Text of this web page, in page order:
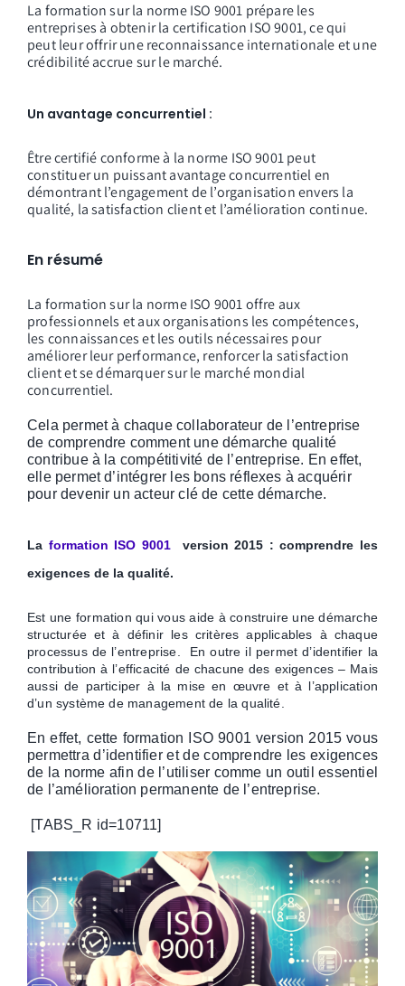
La formation sur la norme ISO 9001 prépare les
entreprises à obtenir la certification ISO 9001, ce qui
peut leur offrir une reconnaissance internationale et une
crédibilité accrue sur le marché.
Un avantage concurrentiel :
Être certifié conforme à la norme ISO 9001 peut
constituer un puissant avantage concurrentiel en
démontrant l’engagement de l’organisation envers la
qualité, la satisfaction client et l’amélioration continue.
En résumé
La formation sur la norme ISO 9001 offre aux
professionnels et aux organisations les compétences,
les connaissances et les outils nécessaires pour
améliorer leur performance, renforcer la satisfaction
client et se démarquer sur le marché mondial
concurrentiel.
Cela permet à chaque collaborateur de l’entreprise
de comprendre comment une démarche qualité
contribue à la compétitivité de l’entreprise. En effet,
elle permet d’intégrer les bons réflexes à acquérir
pour devenir un acteur clé de cette démarche.
La formation ISO 9001
version 2015 : comprendre les
exigences de la qualité.
Est une formation qui vous aide à construire une démarche
structurée et à définir les critères applicables à chaque
processus de l’entreprise. En outre il permet d’identifier la
contribution à l’efficacité de chacune des exigences – Mais
aussi de participer à la mise en œuvre et à l’application
d’un système de management de la qualité.
En effet, cette formation ISO 9001 version 2015 vous
permettra d’identifier et de comprendre les exigences
de la norme afin de l’utiliser comme un outil essentiel
de l’amélioration permanente de l’entreprise.
[TABS_R id=10711]